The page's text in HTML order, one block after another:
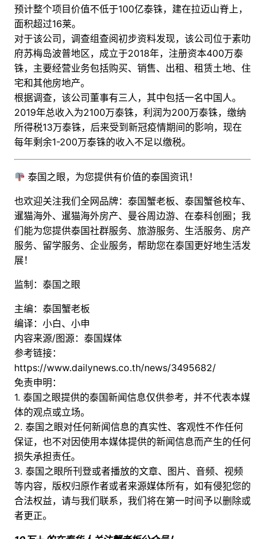
预计整个项目价值不低于100亿泰铢，建在拉迈山脊上，
面积超过16莱。
对于该公司，调查组查阅初步资料发现，该公司位于素叻
府苏梅岛波普地区，成立于2018年，注册资本400万泰
铢，主要经营业务包括购买、销售、出租、租赁土地、住
宅和其他房地产。
根据调查，该公司董事有三人，其中包括一名中国人。
2019年总收入为2100万泰铢，利润为200万泰铢，缴纳
所得税13万泰铢，后来受到新冠疫情期间的影响，现在
每年剩余1-200万泰铢的收入不足以缴税。
泰国之眼，为您提供有价值的泰国资讯！
也欢迎关注我们全网品牌：泰国蟹老板、泰国蟹爸校车、
暹猫海外、暹猫海外房产、曼谷周边游、 在泰科创圈 ； 我
们能为您提供泰国社群服务、旅游服务、生活服务、房产
服务、留学服务、企业服务，帮助您在泰国更好地生活发
展！
监制：泰国之眼
主编：泰国蟹老板
编译：小白、小申
内容来源/图源：泰国媒体
参考链接：
https://www.dailynews.co.th/news/3495682/
免责申明：
1. 泰国之眼提供的泰国新闻信息仅供参考，并不代表本媒
体的观点或立场。
2. 泰国之眼对任何新闻信息的真实性、客观性不作任何
保证，也不对因使用本媒体提供的新闻信息而产生的任何
损失承担责任。
3. 泰国之眼所刊登或者播放的文章、图片、音频、视频
等内容，版权归原作者或者来源媒体所有，如有侵犯您的
合法权益，请与我们联系，我们将在第一时间予以删除或
者更正。